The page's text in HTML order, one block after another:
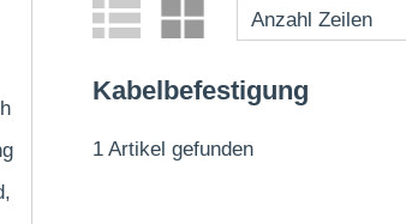
Kabelbefestigung
1 Artikel gefunden